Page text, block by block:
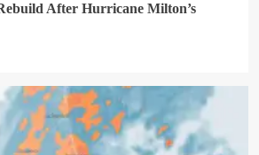
After Hurricane Milton’s